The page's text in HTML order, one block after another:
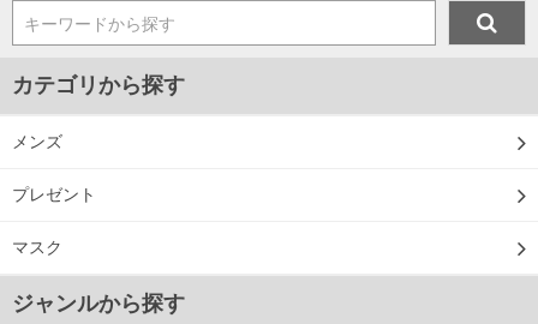
キーワードから探す
カテゴリから探す
メンズ
プレゼント
マスク
ジャンルから探す